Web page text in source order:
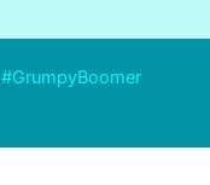
#GrumpyBoomer